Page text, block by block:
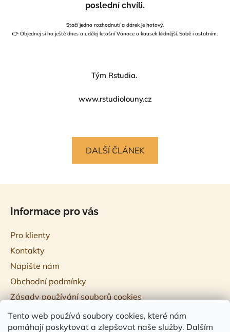
Tento web používá soubory cookies, které nám
pomáhají poskytovat a zlepšovat naše služby. Dalším
poslední chvíli.
Stačí jedno rozhodnutí a dárek je hotový.
👉 Objednej si ho ještě dnes a udělej letošní Vánoce o kousek klidnější. Sobě i ostatním.
Tým Rstudia.
www.rstudiolouny.cz
DALŠÍ ČLÁNEK
Informace pro vás
Pro klienty
Kontakty
Napište nám
Obchodní podmínky
Zásady používání souborů cookies